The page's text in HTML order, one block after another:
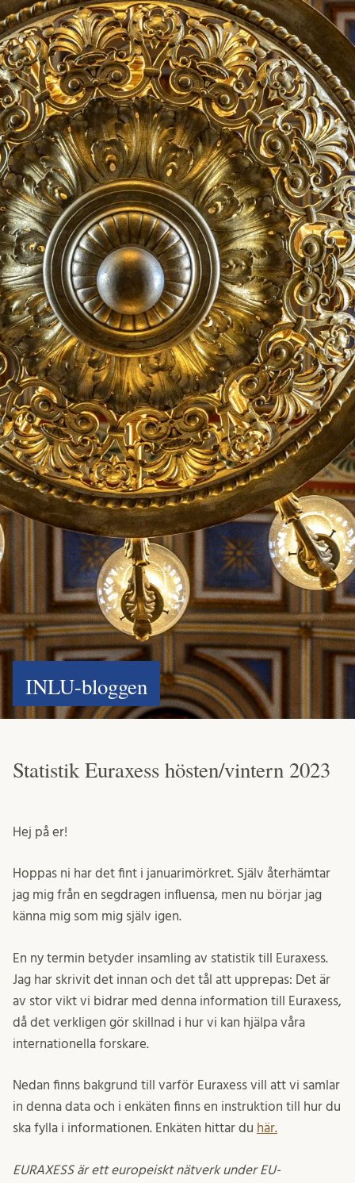
INLU-bloggen
Statistik Euraxess hösten/vintern 2023
Hej på er!
Hoppas ni har det fint i januarimörkret. Själv återhämtar
jag mig från en segdragen influensa, men nu börjar jag
känna mig som mig själv igen.
En ny termin betyder insamling av statistik till Euraxess.
Jag har skrivit det innan och det tål att upprepas: Det är
av stor vikt vi bidrar med denna information till Euraxess,
då det verkligen gör skillnad i hur vi kan hjälpa våra
internationella forskare.
Nedan finns bakgrund till varför Euraxess vill att vi samlar
in denna data och i enkäten finns en instruktion till hur du
ska fylla i informationen. Enkäten hittar du här.
EURAXESS är ett europeiskt nätverk under EU-